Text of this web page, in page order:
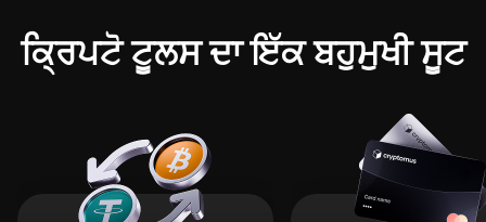
ਕ੍ਰਿਪਟੋ ਟੂਲਸ ਦਾ ਇੱਕ ਬਹੁਮੁਖੀ ਸੂਟ